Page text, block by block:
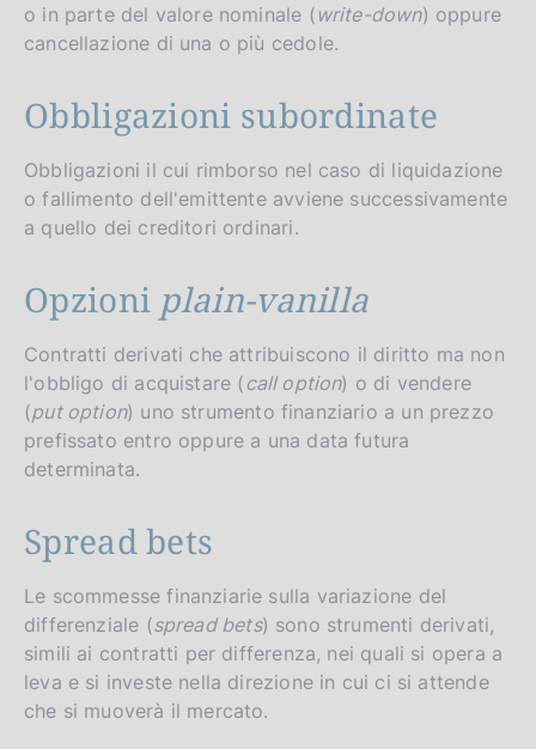
o in parte del valore nominale ( write-down) oppure
cancellazione di una o più cedole.
Obbligazioni subordinate
Obbligazioni il cui rimborso nel caso di liquidazione
o fallimento dell'emittente avviene successivamente
a quello dei creditori ordinari.
Opzioni plain-vanilla
Contratti derivati che attribuiscono il diritto ma non
l'obbligo di acquistare ( call option) o di vendere
(put option) uno strumento finanziario a un prezzo
prefissato entro oppure a una data futura
determinata.
Spread bets
Le scommesse finanziarie sulla variazione del
differenziale (spread bets) sono strumenti derivati,
simili ai contratti per differenza, nei quali si opera a
leva e si investe nella direzione in cui ci si attende
che si muoverà il mercato.